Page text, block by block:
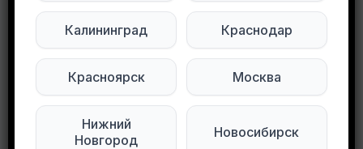
Мы в Max Мы в Telegram
Мы в ВКонтакте
0
Калининград Краснодар
Красноярск Москва
Нижний
Новгород
Новосибирск